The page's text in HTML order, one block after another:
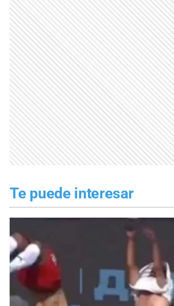
Te puede interesar